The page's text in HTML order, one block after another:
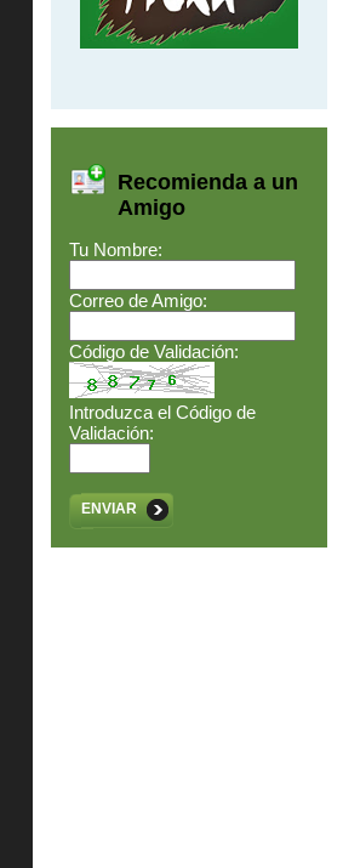
Recomienda a un
Amigo
Tu Nombre:
Correo de Amigo:
Código de Validación:
Introduzca el Código de
Validación:
ENVIAR